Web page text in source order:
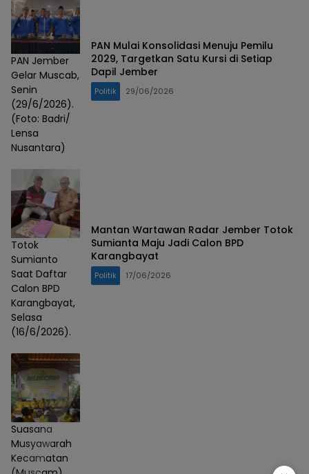
PAN Jember
Gelar Muscab,
Senin
(29/6/2026).
(Foto: Badri/
Lensa
Nusantara)
PAN Mulai Konsolidasi Menuju Pemilu
2029, Targetkan Satu Kursi di Setiap
Dapil Jember
Politik 29/06/2026
Totok
Sumianto
Saat Daftar
Calon BPD
Karangbayat,
Selasa
(16/6/2026).
Mantan Wartawan Radar Jember Totok
Sumianta Maju Jadi Calon BPD
Karangbayat
Politik 17/06/2026
Suasana
Musyawarah
Kecamatan